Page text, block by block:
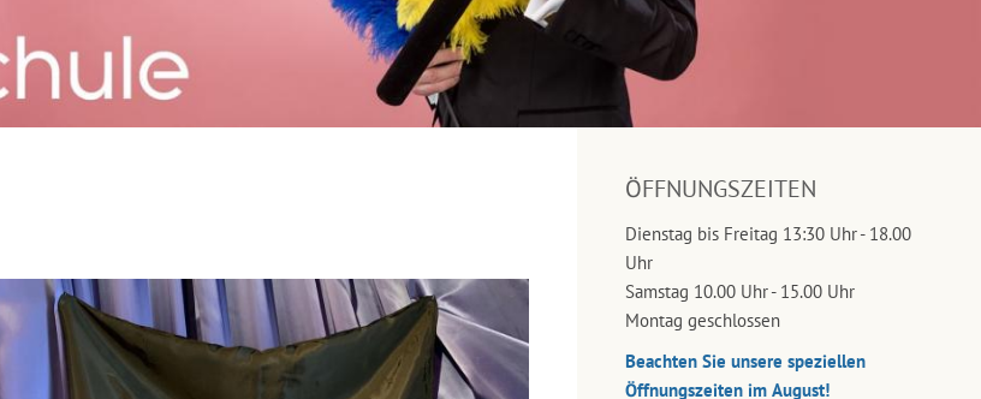
ÖFFNUNGSZEITEN
Dienstag bis Freitag 13:30 Uhr - 18.00
Uhr
Samstag 10.00 Uhr - 15.00 Uhr
Montag geschlossen
Beachten Sie unsere speziellen
Öffnungszeiten im August!